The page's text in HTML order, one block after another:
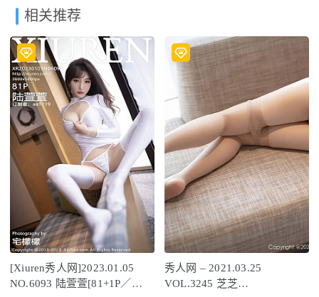
相关推荐
[Xiuren秀人网]2023.01.05
NO.6093 陆萱萱[81+1P／
秀人网 – 2021.03.25
VOL.3245 芝芝